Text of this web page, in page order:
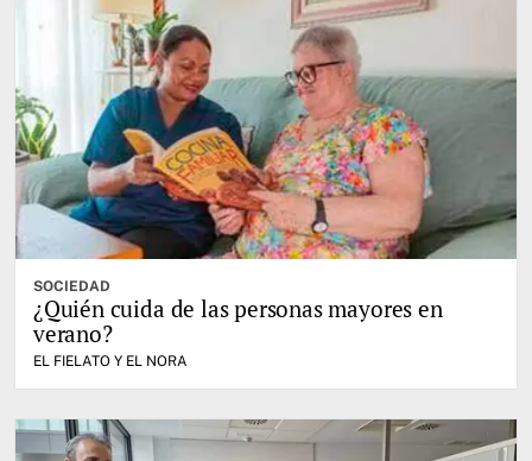
SOCIEDAD
¿Quién cuida de las personas mayores en
verano?
EL FIELATO Y EL NORA